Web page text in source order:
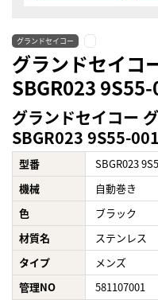
グランドセイコー
グランドセイコ
SBGR023
グランドセイコー
SBGR023 9S55-
型番
SBGR023
機械
自動巻き
色
ブラック
材質名
ステンレス
タイプ
メンズ
管理NO
581107001